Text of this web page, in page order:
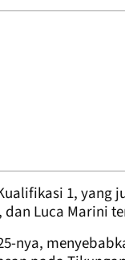
1, yang
Luca Marini
nya,